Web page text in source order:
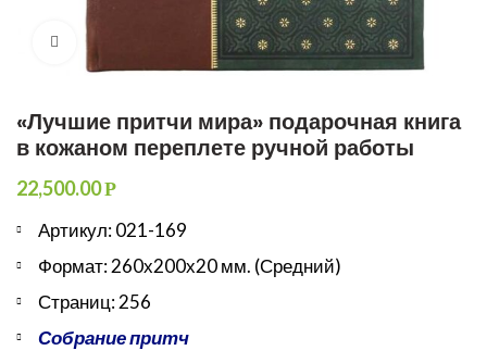
«Лучшие притчи мира» подарочная книга
в кожаном переплете ручной работы
22,500.00Р
Артикул: 021-169
Формат: 260х200х20 мм. (Средний)
Страниц: 256
Собрание притч